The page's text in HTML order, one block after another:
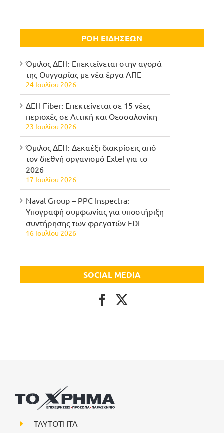
ΡΟΗ ΕΙΔΗΣΕΩΝ
Όμιλος ΔΕΗ: Επεκτείνεται στην αγορά
της Ουγγαρίας με νέα έργα ΑΠΕ
24 Ιουλίου 2026
ΔΕΗ Fiber: Επεκτείνεται σε 15 νέες
περιοχές σε Αττική και Θεσσαλονίκη
23 Ιουλίου 2026
Όμιλος ΔΕΗ: Δεκαέξι διακρίσεις από
τον διεθνή οργανισμό Extel για το
2026
17 Ιουλίου 2026
Naval Group – PPC Inspectra:
Υπογραφή συμφωνίας για υποστήριξη
συντήρησης των φρεγατών FDI
16 Ιουλίου 2026
SOCIAL MEDIA
ΤΑΥΤΟΤΗΤΑ